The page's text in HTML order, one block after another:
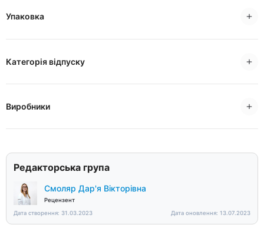
Упаковка
Категорія відпуску
Виробники
Редакторська група
Смоляр Дар'я Вікторівна
Рецензент
Дата створення: 31.03.2023
Дата оновлення: 13.07.2023